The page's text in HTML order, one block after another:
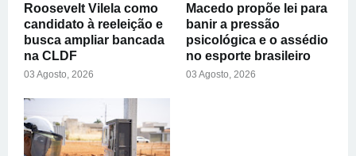
Roosevelt Vilela como
candidato à reeleição e
busca ampliar bancada
na CLDF
03 Agosto, 2026
Macedo propõe lei para
banir a pressão
psicológica e o assédio
no esporte brasileiro
03 Agosto, 2026